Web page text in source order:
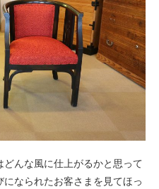
んな風に仕上がるかと思って
なられたお客さまを見てほっ